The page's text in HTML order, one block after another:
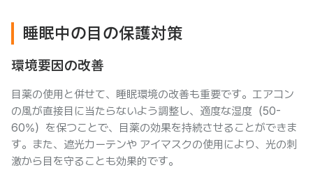
睡眠中の目の保護対策
環境要因の改善
目薬の使用と併せて、睡眠環境の改善も重要です。エアコン
の風が直接目に当たらないよう調整し、適度な湿度（50-
60%）を保つことで、目薬の効果を持続させることができま
す。また、遮光カーテンや アイマスクの使用により、光の刺
激から目を守ることも効果的です。